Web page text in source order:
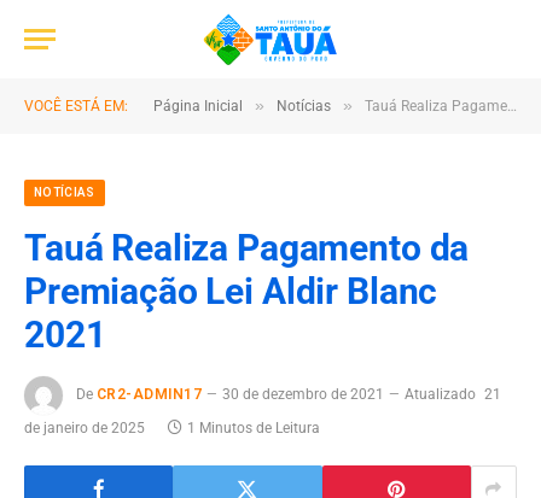
VOCÊ ESTÁ EM: Página Inicial » Notícias » Tauá Realiza Pagamento da Premiação Lei Aldir Blanc 2021
NOTÍCIAS
Tauá Realiza Pagamento da
Premiação Lei Aldir Blanc
2021
De CR2-ADMIN17 30 de dezembro de 2021 Atualizado 21
de janeiro de 2025
1 Minutos de Leitura